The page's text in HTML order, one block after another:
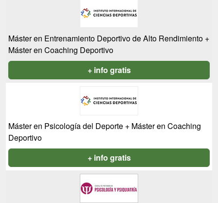
Máster en Entrenamiento Deportivo de Alto Rendimiento +
Máster en Coaching Deportivo
+ info gratis
Máster en Psicología del Deporte + Máster en Coaching
Deportivo
+ info gratis